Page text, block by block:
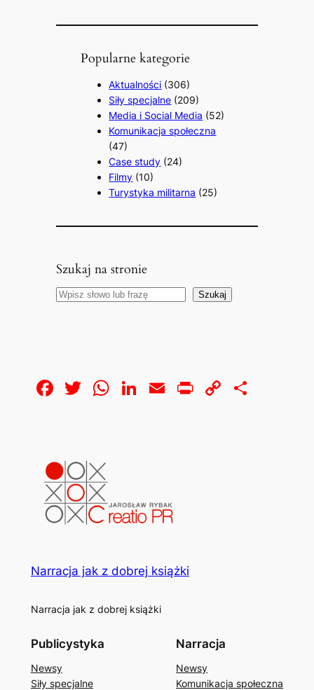
Popularne kategorie
Aktualności (306)
Siły specjalne (209)
Media i Social Media (52)
Komunikacja społeczna
(47)
Case study (24)
Filmy (10)
Turystyka militarna (25)
Szukaj na stronie
Search Szukaj
Facebook
Twitter
WhatsApp
LinkedIn
EmailPrintCopy
Narracja jak z dobrej książki
Narracja jak z dobrej książki
Publicystyka
Newsy
Siły specjalne
Narracja
Newsy
Komunikacja społeczna